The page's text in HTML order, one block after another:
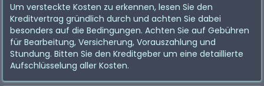
Um versteckte Kosten zu erkennen, lesen Sie den
Kreditvertrag gründlich durch und achten Sie dabei
besonders auf die Bedingungen. Achten Sie auf Gebühren
für Bearbeitung, Versicherung, Vorauszahlung und
Stundung. Bitten Sie den Kreditgeber um eine detaillierte
Aufschlüsselung aller Kosten.